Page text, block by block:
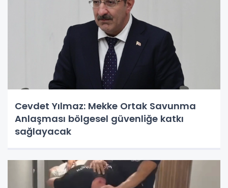
Cevdet Yılmaz: Mekke Ortak Savunma
Anlaşması bölgesel güvenliğe katkı
sağlayacak